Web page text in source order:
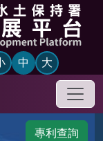
中 大
手機
專利查詢